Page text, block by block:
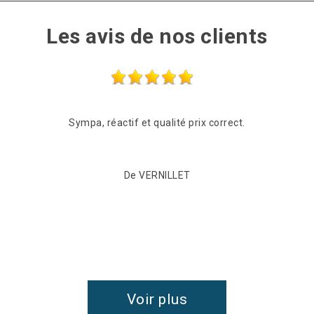
Les avis de nos clients
Sympa, réactif et qualité prix correct.
De VERNILLET
Voir plus